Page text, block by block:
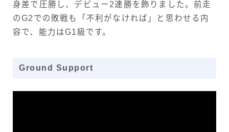
身差で圧勝し、デビュー2連勝を飾りました。前走
のG2での敗戦も「不利がなければ」と思わせる内
容で、能力はG1級です。
Ground Support